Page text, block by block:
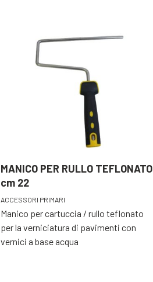
MANICO PER RULLO TEFLONATO
cm 22
ACCESSORI PRIMARI
Manico per cartuccia / rullo teflonato
per la verniciatura di pavimenti con
vernici a base acqua